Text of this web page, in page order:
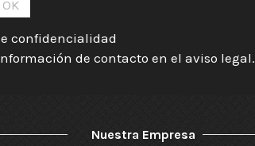
confidencialidad
de contacto en el aviso legal.
Nuestra Empresa